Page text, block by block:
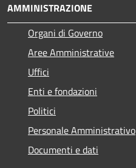
AMMINISTRAZIONE
Organi di Governo
Aree Amministrative
Uffici
Enti e fondazioni
Politici
Personale Amministrativo
Documenti e dati